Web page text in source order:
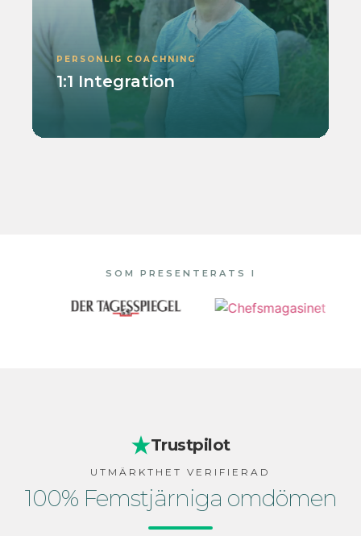
PERSONLIG COACHNING
1:1 Integration
SOM PRESENTERATS I
Trustpilot
UTMÄRKTHET VERIFIERAD
100% Femstjärniga omdömen